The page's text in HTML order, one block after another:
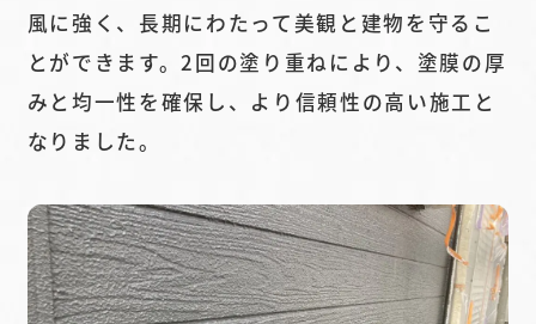
風に強く、長期にわたって美観と建物を守るこ
とができます。2回の塗り重ねにより、塗膜の厚
みと均一性を確保し、より信頼性の高い施工と
なりました。